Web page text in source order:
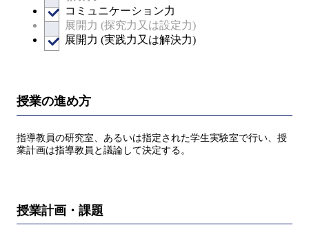
コミュニケーション力
展開力 (探究力又は設定力)
展開力 (実践力又は解決力)
授業の進め方
指導教員の研究室、あるいは指定された学生実験室で行い、授
業計画は指導教員と議論して決定する。
授業計画・課題